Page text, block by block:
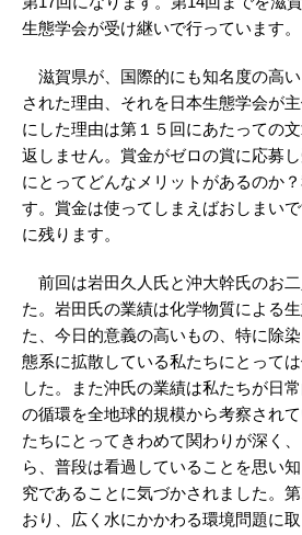
生態学会が受け継いで行っています。
滋賀県が、国際的にも知名度の高
された理由、それを日本生態学会が
にした理由は第１５回にあたっての
返しません。賞金がゼロの賞に応募
にとってどんなメリットがあるのか
す。賞金は使ってしまえばおしまい
に残ります。
前回は岩田久人氏と沖大幹氏のお
た。岩田氏の業績は化学物質による
た、今日的意義の高いもの、特に除
態系に拡散している私たちにとって
した。また沖氏の業績は私たちが日
の循環を全地球的規模から考察され
たちにとってきわめて関わりが深く
ら、普段は看過していることを思い
究であることに気づかされました。
おり、広く水にかかわる環境問題に